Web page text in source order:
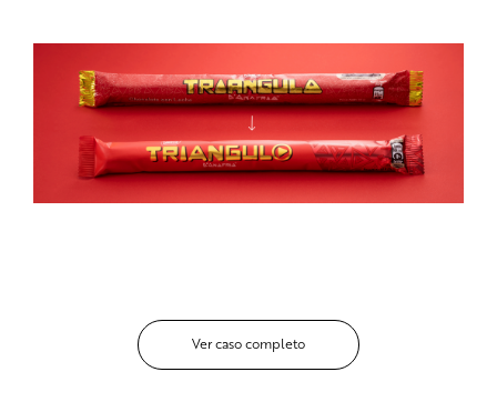
Ver caso completo